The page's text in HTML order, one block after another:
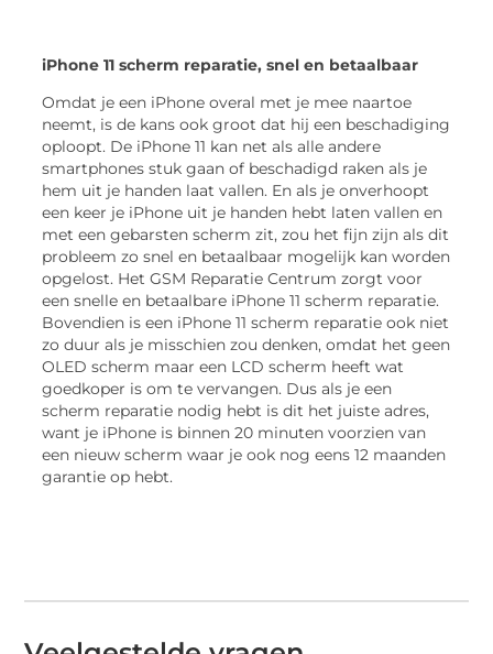
iPhone 11 scherm reparatie, snel en betaalbaar
Omdat je een iPhone overal met je mee naartoe
neemt, is de kans ook groot dat hij een beschadiging
oploopt. De iPhone 11 kan net als alle andere
smartphones stuk gaan of beschadigd raken als je
hem uit je handen laat vallen. En als je onverhoopt
een keer je iPhone uit je handen hebt laten vallen en
met een gebarsten scherm zit, zou het fijn zijn als dit
probleem zo snel en betaalbaar mogelijk kan worden
opgelost. Het GSM Reparatie Centrum zorgt voor
een snelle en betaalbare iPhone 11 scherm reparatie.
Bovendien is een iPhone 11 scherm reparatie ook niet
zo duur als je misschien zou denken, omdat het geen
OLED scherm maar een LCD scherm heeft wat
goedkoper is om te vervangen. Dus als je een
scherm reparatie nodig hebt is dit het juiste adres,
want je iPhone is binnen 20 minuten voorzien van
een nieuw scherm waar je ook nog eens 12 maanden
garantie op hebt.